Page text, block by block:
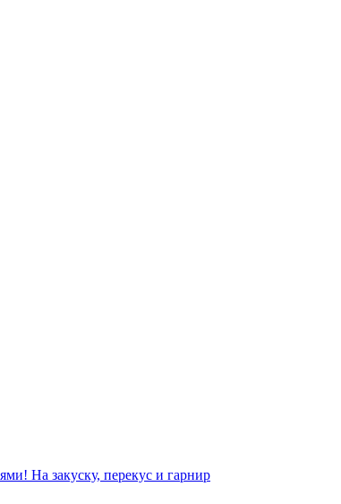
На закуску, перекус и гарнир